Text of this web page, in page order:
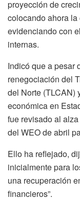
proyección de
colocando ahora
evidenciando con
internas.
Indicó que a pesar
renegociación del
del Norte (TLCAN)
económica en
fue revisado al
del WEO de abril
Ello ha reflejado,
inicialmente para
una recuperación
financieros”.